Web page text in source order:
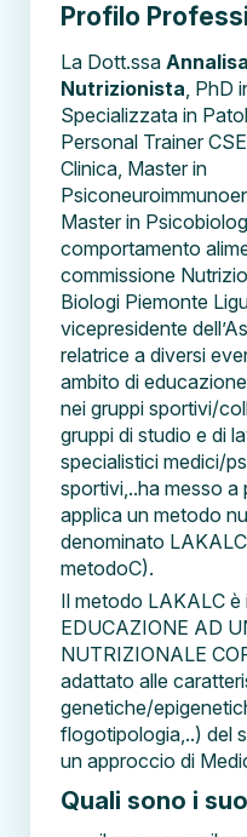
Profilo
La Dott.ssa
Nutrizionista, PhD
Specializzata in
Personal Trainer
Clinica, Master in
Master in
comportamento
commissione
Biologi Piemonte
vicepresidente
relatrice a diversi
ambito di
nei gruppi sportivi/
gruppi di studio e di
specialistici medici/
sportivi,..ha messo a
applica un metodo
denominato
metodoC).
Il metodo LAKALC
EDUCAZIONE AD
NUTRIZIONALE
adattato alle
genetiche/
flogotipologia,..) del
un approccio di
Quali sono i